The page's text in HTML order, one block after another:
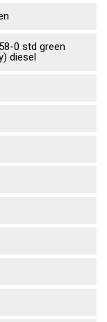
0 std green
diesel